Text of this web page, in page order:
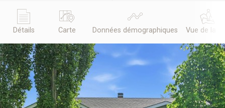
Détails Carte Données démographiques Vue de la